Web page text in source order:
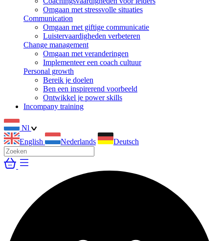
Omgaan met stressvolle situaties
Communication
Omgaan met giftige communicatie
Luistervaardigheden verbeteren
Change management
Omgaan met veranderingen
Implementeer een coach cultuur
Personal growth
Bereik je doelen
Ben een inspirerend voorbeeld
Ontwikkel je power skills
Incompany training
Nl
English
Nederlands Deutsch